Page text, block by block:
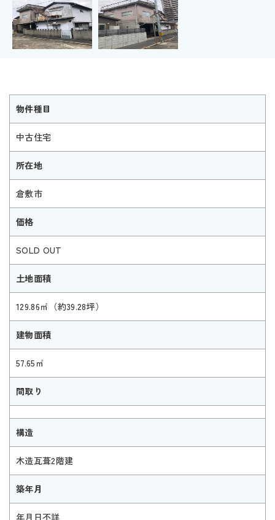
物件種目
中古住宅
所在地
倉敷市
価格
SOLD OUT
土地面積
129.86㎡（約39.28坪）
建物面積
57.65㎡
間取り
構造
木造瓦葺2階建
築年月
年月日不詳